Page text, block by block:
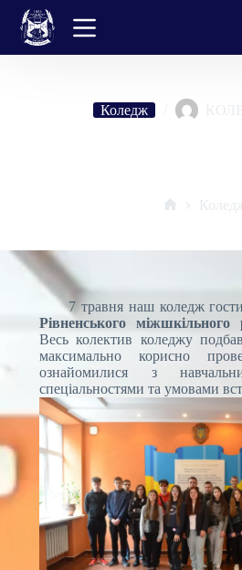
Перейти
вмісту
Коледж
7 травня наш коледж
Рівненського міжшкільного
Весь колектив коледжу
максимально корисно
ознайомилися з
спеціальностями та умовами